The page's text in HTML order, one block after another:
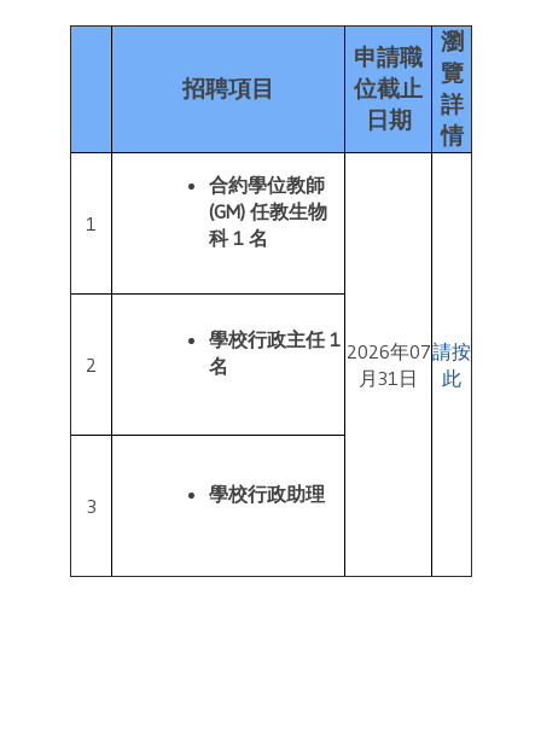
招聘項目
申請職
位截止
日期
瀏
覽
詳
情
1
合約學位教師
(GM) 任教生物
科 1 名
2026年07
月31日
請按
此
2
學校行政主任 1
名
3 學校行政助理